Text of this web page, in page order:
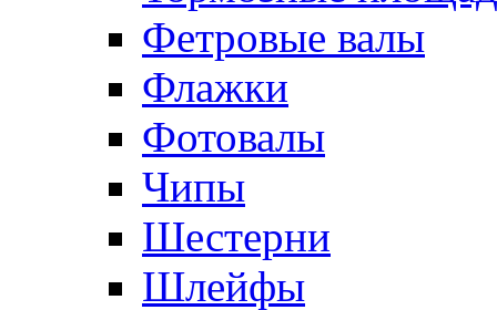
Фетровые валы
Флажки
Фотовалы
Чипы
Шестерни
Шлейфы